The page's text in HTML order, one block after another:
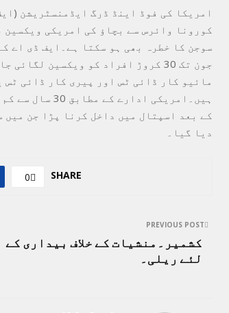
امریکا کی فوڈ اینڈ ڈرگ ایڈمنسٹریشن
کورونا وائرس سے بچاؤ کی امریکی
مائیو کار ڈائی ٹس اور پیری کار ڈائی
دیا گیا۔
SHARE
0
PREVIOUS POST
کشمیر۔منشیات کے خلاف بیداری کے
لئے ریلی۔